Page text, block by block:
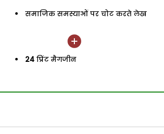
समाजिक समस्याओं पर चोट करते लेख
24 प्रिंट मैगजीन